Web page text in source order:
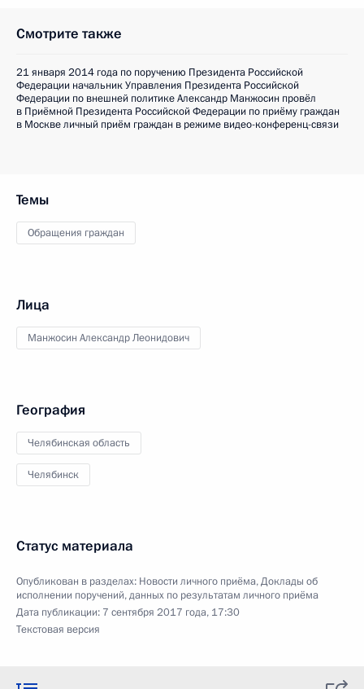
Смотрите также
21 января 2014 года по поручению Президента Российской
Федерации начальник Управления Президента Российской
Федерации по внешней политике Александр Манжосин провёл
в Приёмной Президента Российской Федерации по приёму граждан
в Москве личный приём граждан в режиме видео-конференц-связи
Темы
Обращения граждан
Лица
Манжосин Александр Леонидович
География
Челябинская область
Челябинск
Статус материала
Опубликован в разделах: Новости личного приёма,Доклады об
исполнении поручений, данных по результатам личного приёма
Дата публикации: 7 сентября 2017 года, 17:30
Текстовая версия